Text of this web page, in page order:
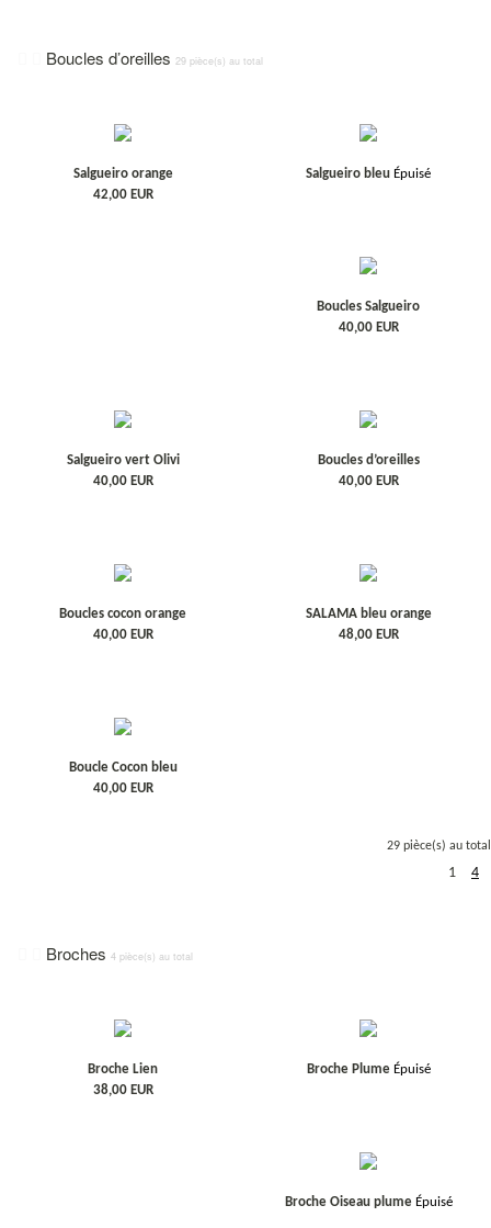
Boucles d’oreilles 29 pièce(s) au total
Salgueiro orange
42,00 EUR
Salgueiro bleu Épuisé
Boucles Salgueiro
40,00 EUR
Salgueiro vert Olivi
40,00 EUR
Boucles d’oreilles
40,00 EUR
Boucles cocon orange
40,00 EUR
SALAMA bleu orange
48,00 EUR
Boucle Cocon bleu
40,00 EUR
29 pièce(s) au total
1 4
Broches 4 pièce(s) au total
Broche Lien
38,00 EUR
Broche Plume Épuisé
Broche Oiseau plume Épuisé